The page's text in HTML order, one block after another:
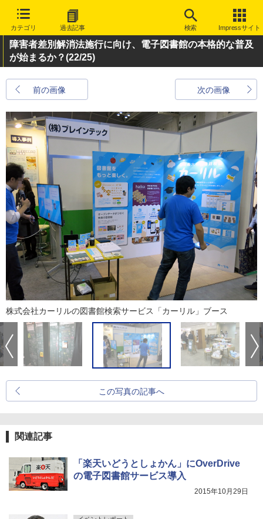
カテゴリ 過去記事 検索 Impressサイト
障害者差別解消法施行に向け、電子図書館の本格的な普及
が始まるか？(22/25)
前の画像 次の画像
株式会社カーリルの図書館検索サービス「カーリル」ブース
この写真の記事へ
関連記事
「楽天いどうとしょかん」にOverDrive
の電子図書館サービス導入
2015年10月29日